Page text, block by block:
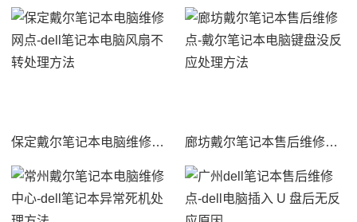
保定戴尔笔记本电脑维修网点-dell笔记本电脑风扇不转处理方法 廊坊戴尔笔记本售后维修点-戴尔笔记本电脑键盘没反应处理方法